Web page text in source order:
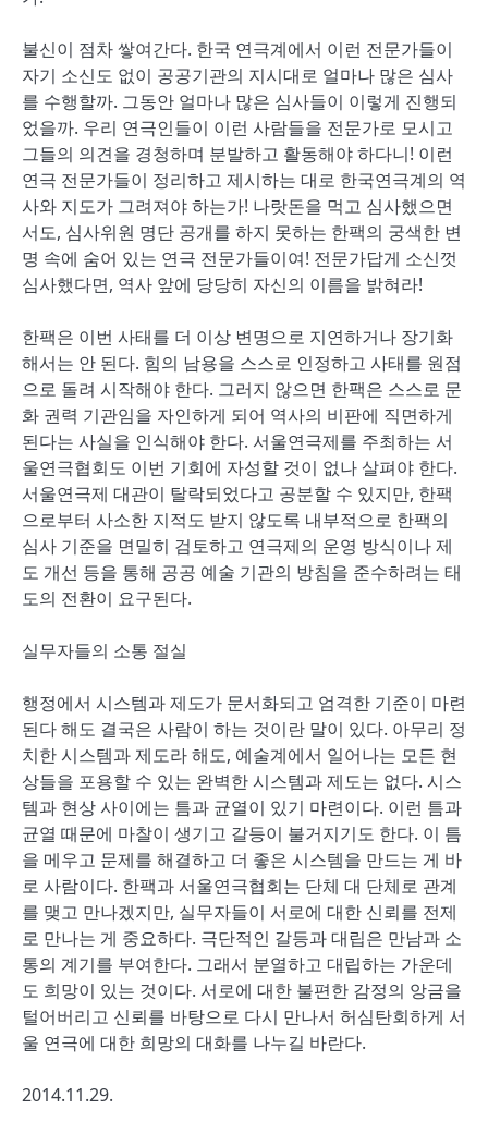
불신이 점차 쌓여간다. 한국 연극계에서 이런 전문가들이
자기 소신도 없이 공공기관의 지시대로 얼마나 많은 심사
를 수행할까. 그동안 얼마나 많은 심사들이 이렇게 진행되
었을까. 우리 연극인들이 이런 사람들을 전문가로 모시고
그들의 의견을 경청하며 분발하고 활동해야 하다니! 이런
연극 전문가들이 정리하고 제시하는 대로 한국연극계의 역
사와 지도가 그려져야 하는가! 나랏돈을 먹고 심사했으면
서도, 심사위원 명단 공개를 하지 못하는 한팩의 궁색한 변
명 속에 숨어 있는 연극 전문가들이여! 전문가답게 소신껏
심사했다면, 역사 앞에 당당히 자신의 이름을 밝혀라!
한팩은 이번 사태를 더 이상 변명으로 지연하거나 장기화
해서는 안 된다. 힘의 남용을 스스로 인정하고 사태를 원점
으로 돌려 시작해야 한다. 그러지 않으면 한팩은 스스로 문
화 권력 기관임을 자인하게 되어 역사의 비판에 직면하게
된다는 사실을 인식해야 한다. 서울연극제를 주최하는 서
울연극협회도 이번 기회에 자성할 것이 없나 살펴야 한다.
서울연극제 대관이 탈락되었다고 공분할 수 있지만, 한팩
으로부터 사소한 지적도 받지 않도록 내부적으로 한팩의
심사 기준을 면밀히 검토하고 연극제의 운영 방식이나 제
도 개선 등을 통해 공공 예술 기관의 방침을 준수하려는 태
도의 전환이 요구된다.
실무자들의 소통 절실
행정에서 시스템과 제도가 문서화되고 엄격한 기준이 마련
된다 해도 결국은 사람이 하는 것이란 말이 있다. 아무리 정
치한 시스템과 제도라 해도, 예술계에서 일어나는 모든 현
상들을 포용할 수 있는 완벽한 시스템과 제도는 없다. 시스
템과 현상 사이에는 틈과 균열이 있기 마련이다. 이런 틈과
균열 때문에 마찰이 생기고 갈등이 불거지기도 한다. 이 틈
을 메우고 문제를 해결하고 더 좋은 시스템을 만드는 게 바
로 사람이다. 한팩과 서울연극협회는 단체 대 단체로 관계
를 맺고 만나겠지만, 실무자들이 서로에 대한 신뢰를 전제
로 만나는 게 중요하다. 극단적인 갈등과 대립은 만남과 소
통의 계기를 부여한다. 그래서 분열하고 대립하는 가운데
도 희망이 있는 것이다. 서로에 대한 불편한 감정의 앙금을
털어버리고 신뢰를 바탕으로 다시 만나서 허심탄회하게 서
울 연극에 대한 희망의 대화를 나누길 바란다.
2014.11.29.